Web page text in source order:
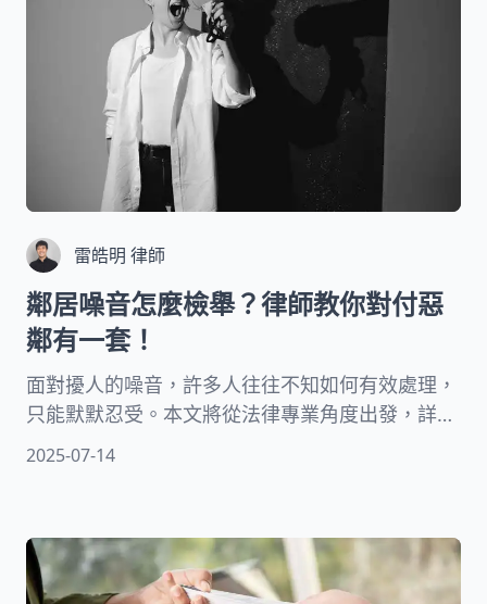
雷皓明 律師
鄰居噪音怎麼檢舉？律師教你對付惡
鄰有一套！
面對擾人的噪音，許多人往往不知如何有效處理，
只能默默忍受。本文將從法律專業角度出發，詳細
介紹噪音管制的相關法規、檢舉管道與流程，以及
了解相關知識以預防可能發生的糾紛，這篇指南都
將為你提供實用的解決方案。
2025-07-14